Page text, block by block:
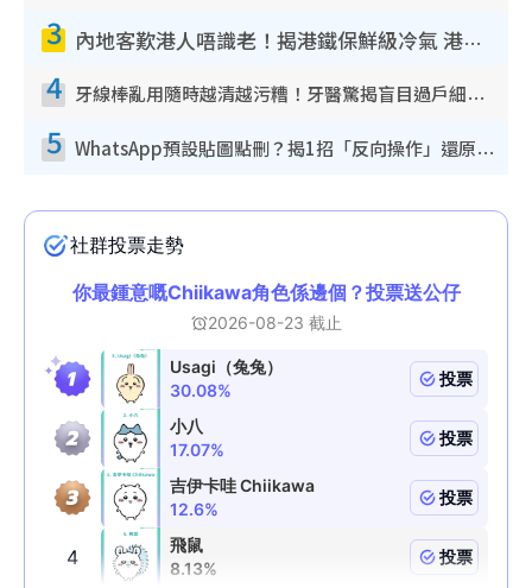
3 內地客歎港人唔識老！揭港鐵保鮮級冷氣 港人求放過：咪投訴
4 牙線棒亂用隨時越清越污糟！牙醫驚揭盲目過戶細菌恐致蛀牙：呢種先係日常真保養
5 WhatsApp預設貼圖點刪？揭1招「反向操作」還原簡潔介面 附3步實測教學